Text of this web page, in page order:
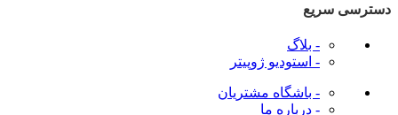
دسترسی سریع
- بلاگ
- استودیو ژوپیتر
- باشگاه مشتریان
- درباره ما